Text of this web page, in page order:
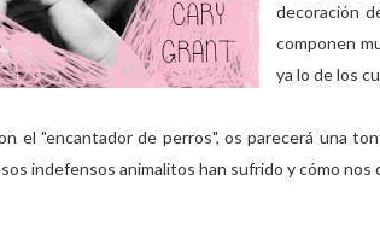
decoración
componen
ya lo de los
el "encantador de perros", os parecerá una
indefensos animalitos han sufrido y cómo nos